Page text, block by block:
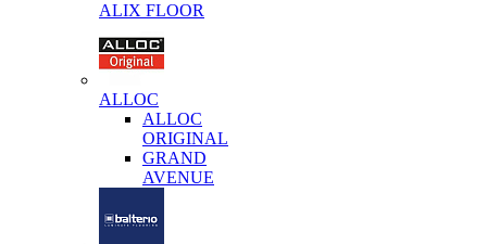
ALIX FLOOR
ALLOC
ALLOC
ORIGINAL
GRAND
AVENUE